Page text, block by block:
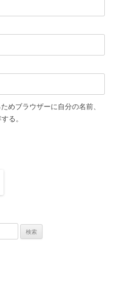
めブラウザーに自分の名前、
る。